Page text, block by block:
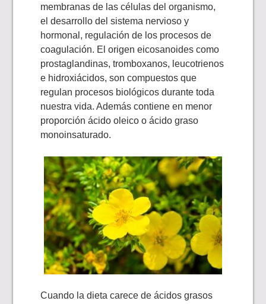
membranas de las células del organismo,
el desarrollo del sistema nervioso y
hormonal, regulación de los procesos de
coagulación. El origen eicosanoides como
prostaglandinas, tromboxanos, leucotrienos
e hidroxiácidos, son compuestos que
regulan procesos biológicos durante toda
nuestra vida. Además contiene en menor
proporción ácido oleico o ácido graso
monoinsaturado.
Cuando la dieta carece de ácidos grasos